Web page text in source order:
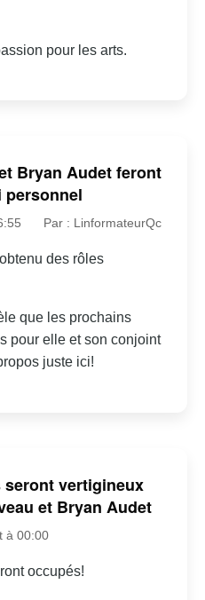
pour les arts.
Bryan Audet feront
personnel
Par : LinformateurQc
des rôles
que les prochains
pour elle et son conjoint
juste ici!
vertigineux
et Bryan Audet
à 00:00
occupés!